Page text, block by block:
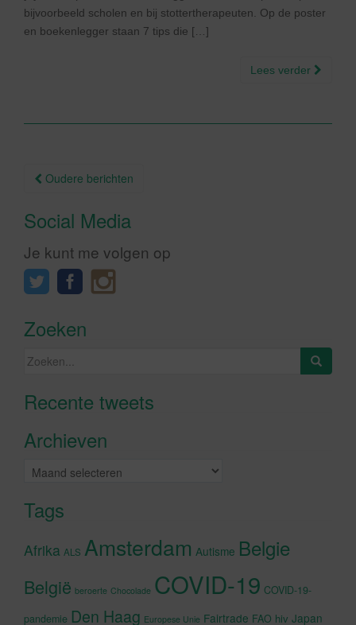
bijvoorbeeld scholen en bij stottertherapeuten. Op de poster
en boekenlegger staan 7 tips die […]
Lees verder
Berichtnavigatie
Oudere berichten
Social Media
Je kunt me volgen op
Zoeken
Zoeken
Recente tweetsKlik om marketing cookies te
Archieven
Archieven
Tags
Afrika ALS Amsterdam Autisme Belgie
België beroerte Chocolade COVID-19 COVID-19-
pandemie Den Haag Europese Unie Fairtrade FAO hiv Japan